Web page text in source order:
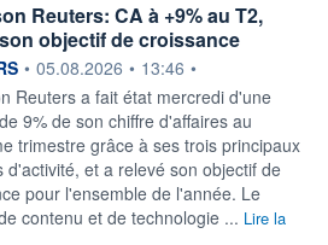
Reuters: CA à +9% au T2,
objectif de croissance
fournie par
• 05.08.2026 • 13:46 •
Reuters a fait état ‌mercredi d'une
9% de son chiffre d'affaires au
trimestre ​grâce à ses trois principaux
d'activité, et a relevé son objectif de
pour l'ensemble de l'année. Le
contenu et de technologie ... Lire la